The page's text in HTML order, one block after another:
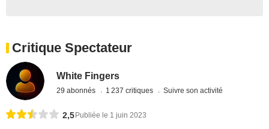
Critique Spectateur
White Fingers
29 abonnés 1 237 critiques Suivre son activité
2,5 Publiée le 1 juin 2023